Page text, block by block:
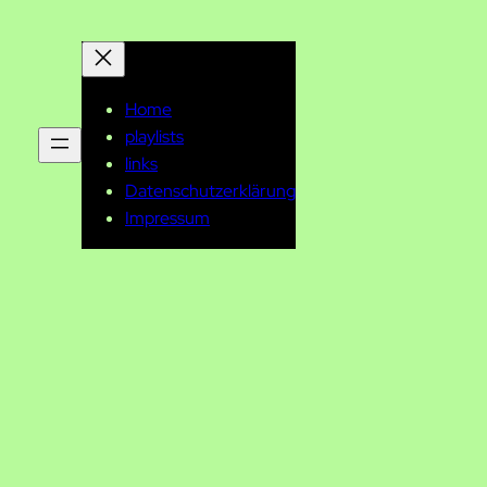
Home
playlists
links
Datenschutzerklärung
Impressum